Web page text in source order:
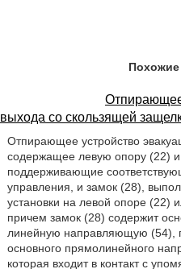
Похожие
Отпирающее
выхода со скользящей
Отпирающее устройство
содержащее левую опору (22) и
поддерживающие
управления, и замок (28),
установки на левой опоре (22)
причем замок (28) содержит
линейную направляющую (54),
основного прямолинейного
которая входит в контакт с